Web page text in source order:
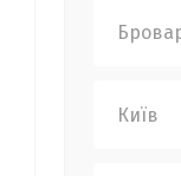
Київ